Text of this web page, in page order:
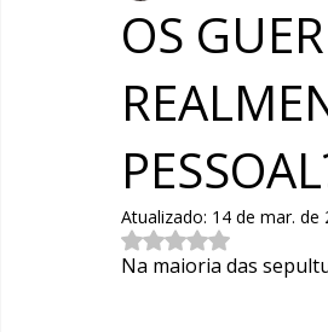
OS
Atualizado: 14 de mar. de
Avaliado com NaN
Na maioria das